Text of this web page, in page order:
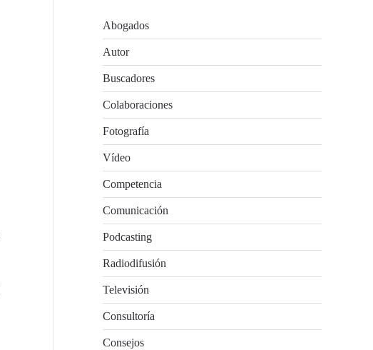
Abogados
Autor
Buscadores
Colaboraciones
Fotografía
Vídeo
Competencia
Comunicación
Podcasting
Radiodifusión
Televisión
Consultoría
Consejos